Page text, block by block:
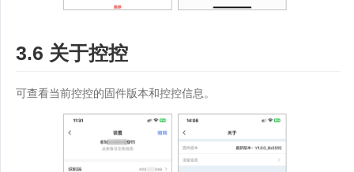
3.6 关于控控
可查看当前控控的固件版本和控控信息。